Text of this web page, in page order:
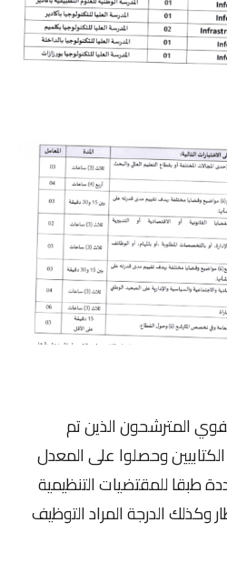
المترشحون الذين تم
الكتابيين وحصلوا على المعدل
طبقا للمقتضيات التنظيمية
الدرجة المراد التوظيف